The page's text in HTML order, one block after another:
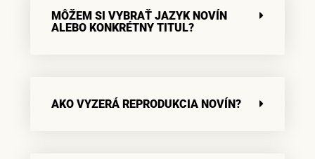
MÔŽEM SI VYBRAŤ JAZYK NOVÍN
ALEBO KONKRÉTNY TITUL?
AKO VYZERÁ REPRODUKCIA NOVÍN?